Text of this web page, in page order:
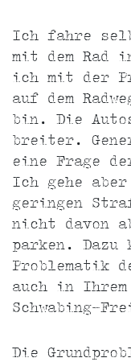
Ich fahre
mit dem Rad
ich mit der
auf dem
bin. Die
breiter.
eine Frage
Ich gehe
geringen
nicht davon
parken. Dazu
Problematik
auch in Ihrem
Schwabing-
Die